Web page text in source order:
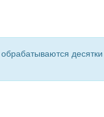
обрабатываются